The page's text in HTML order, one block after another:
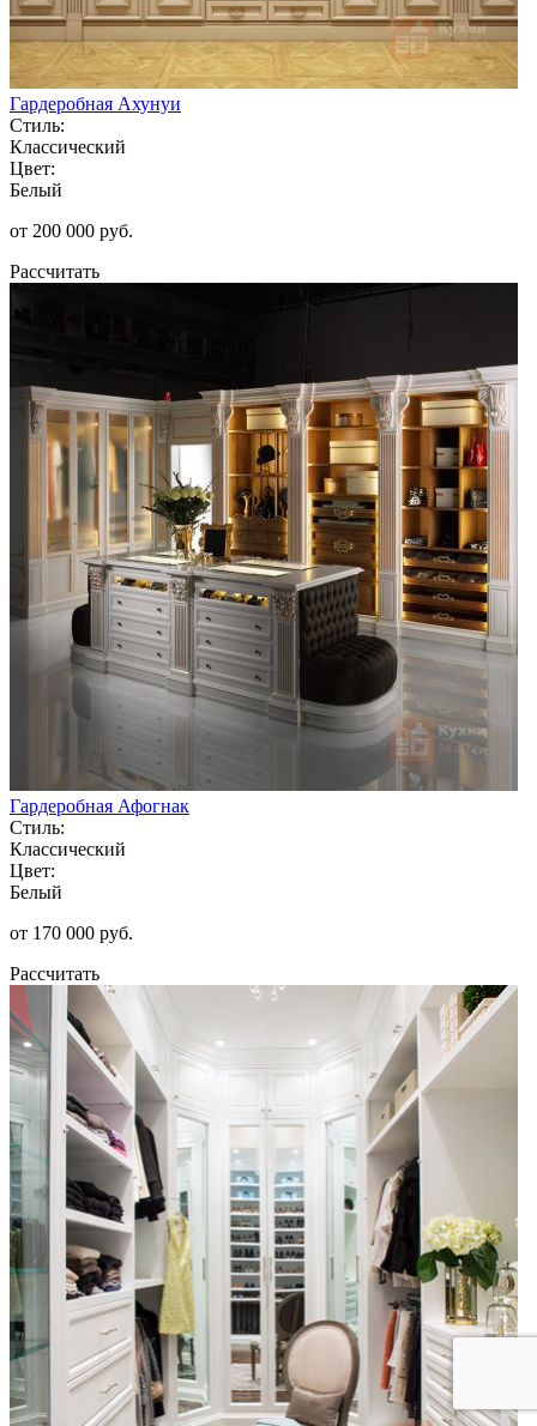
Гардеробная Ахунуи
Стиль:
Классический
Цвет:
Белый
от 200 000 руб.
Рассчитать
Гардеробная Афогнак
Стиль:
Классический
Цвет:
Белый
от 170 000 руб.
Рассчитать